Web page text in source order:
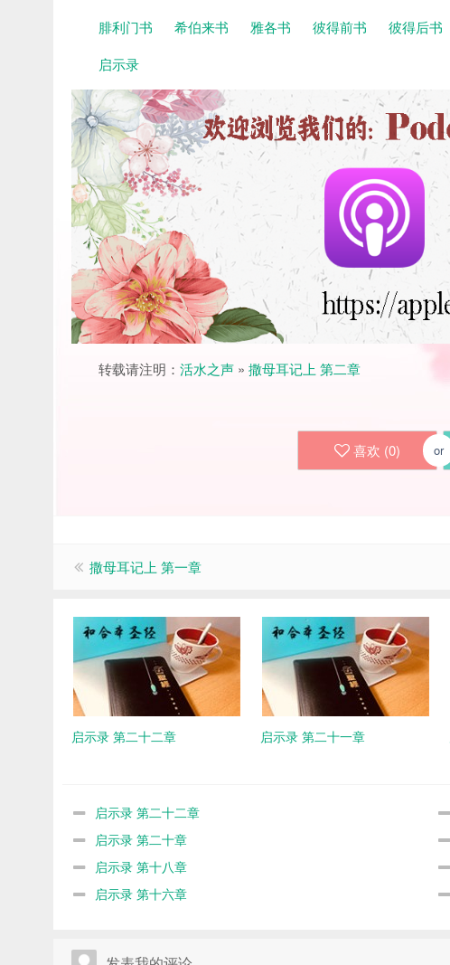
腓利门书
希伯来书 雅各书 彼得前书 彼得后书
启示录
转载请注明： 活水之声 » 撒母耳记上 第二章
喜欢 (0) or
撒母耳记上 第一章
启示录 第二十二章 启示录 第二十一章
启示录 第二十二章
启示录 第二十章
启示录 第十八章
启示录 第十六章